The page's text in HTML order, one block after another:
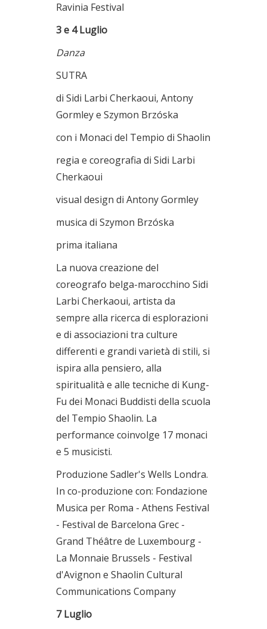
Ravinia Festival
3 e 4 Luglio
Danza
SUTRA
di Sidi Larbi Cherkaoui, Antony
Gormley e Szymon Brzóska
con i Monaci del Tempio di Shaolin
regia e coreografia di Sidi Larbi
Cherkaoui
visual design di Antony Gormley
musica di Szymon Brzóska
prima italiana
La nuova creazione del
coreografo belga-marocchino Sidi
Larbi Cherkaoui, artista da
sempre alla ricerca di esplorazioni
e di associazioni tra culture
differenti e grandi varietà di stili, si
ispira alla pensiero, alla
spiritualità e alle tecniche di Kung-
Fu dei Monaci Buddisti della scuola
del Tempio Shaolin. La
performance coinvolge 17 monaci
e 5 musicisti.
Produzione Sadler's Wells Londra.
In co-produzione con: Fondazione
Musica per Roma - Athens Festival
- Festival de Barcelona Grec -
Grand Théâtre de Luxembourg -
La Monnaie Brussels - Festival
d'Avignon e Shaolin Cultural
Communications Company
7 Luglio